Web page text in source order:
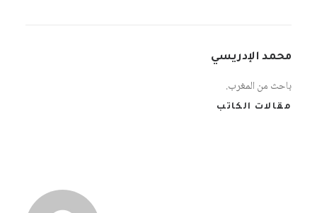
محمد الإدريسي
باحث من المغرب.
مقالات الكاتب